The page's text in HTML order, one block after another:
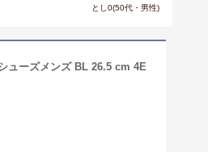
とし0(50代・男性)
ューズメンズ BL 26.5 cm 4E